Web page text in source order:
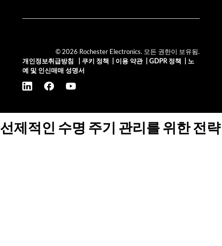
© 2026 Rochester Electronics. 모든 권한이 보유됨.
개인정보취급방침
쿠키 정책 이용 약관| GDPR 정책
노
예 및 인신매매 성명서
선제적인 수명 주기 관리를 위한 전략